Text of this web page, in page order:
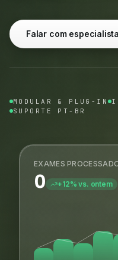
Falar com especialista
MODULAR & PLUG-IN
SUPORTE PT-BR
EXAMES
0 +12% vs. ontem